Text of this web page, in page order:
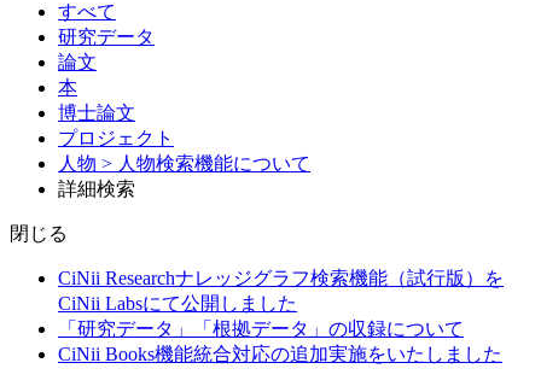
すべて
研究データ
論文
本
博士論文
プロジェクト
人物 > 人物検索機能について
詳細検索
閉じる
CiNii Researchナレッジグラフ検索機能（試行版）を
CiNii Labsにて公開しました
「研究データ」「根拠データ」の収録について
CiNii Books機能統合対応の追加実施をいたしました